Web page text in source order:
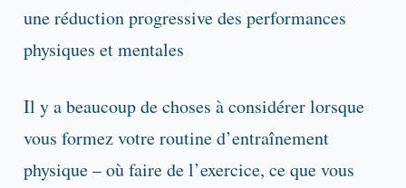
une réduction progressive des performances
physiques et mentales
Il y a beaucoup de choses à considérer lorsque
vous formez votre routine d’entraînement
physique – où faire de l’exercice, ce que vous